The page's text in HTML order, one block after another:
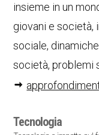
insieme in un
giovani e società,
sociale,
società, problemi
Tecnologia